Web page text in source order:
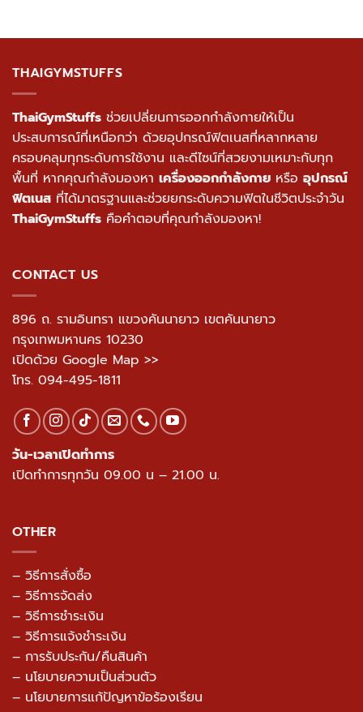
THAIGYMSTUFFS
ThaiGymStuffs ช่วยเปลี่ยนการออกกำลังกายให้เป็น
ประสบการณ์ที่เหนือกว่า ด้วยอุปกรณ์ฟิตเนสที่หลากหลาย
ครอบคลุมทุกระดับการใช้งาน และดีไซน์ที่สวยงามเหมาะกับทุก
พื้นที่ หากคุณกำลังมองหา เครื่องออกกำลังกาย หรือ อุปกรณ์
ฟิตเนส ที่ได้มาตรฐานและช่วยยกระดับความฟิตในชีวิตประจำวัน
ThaiGymStuffs คือคำตอบที่คุณกำลังมองหา!
CONTACT US
896 ถ. รามอินทรา แขวงคันนายาว เขตคันนายาว
กรุงเทพมหานคร 10230
เปิดด้วย Google Map >>
โทร. 094-495-1811
วัน-เวลาเปิดทำการ
เปิดทำการทุกวัน 09.00 น – 21.00 น.
OTHER
– วิธีการสั่งซื้อ
– วิธีการจัดส่ง
– วิธีการชำระเงิน
– วิธีการแจ้งชำระเงิน
– การรับประกัน/คืนสินค้า
– นโยบายความเป็นส่วนตัว
– นโยบายการแก้ปัญหาข้อร้องเรียน